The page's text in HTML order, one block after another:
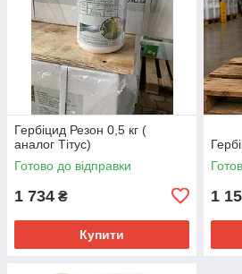
Гербіцид Резон 0,5 кг (
аналог Тітус)
Готово до відправки
1 734 ₴
Купити
1